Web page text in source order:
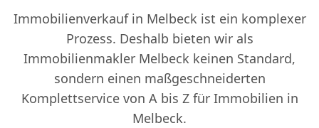
Immobilienverkauf in Melbeck ist ein komplexer
Prozess. Deshalb bieten wir als
Immobilienmakler Melbeck keinen Standard,
sondern einen maßgeschneiderten
Komplettservice von A bis Z für Immobilien in
Melbeck.